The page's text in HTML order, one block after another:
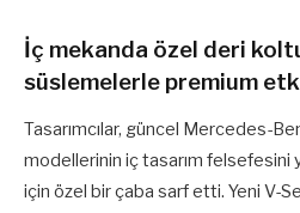
İç mekanda özel deri
süslemelerle premium
Tasarımcılar, güncel Mercedes-
modellerinin iç tasarım felsefesini
için özel bir çaba sarf etti. Yeni V-